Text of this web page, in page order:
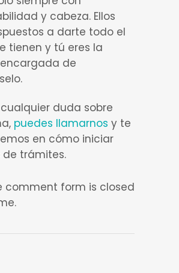
y cabeza. Ellos
a darte todo el
tienen y tú eres la
de
duda sobre
puedes llamarnos y te
en cómo iniciar
de trámites.
comment form is closed